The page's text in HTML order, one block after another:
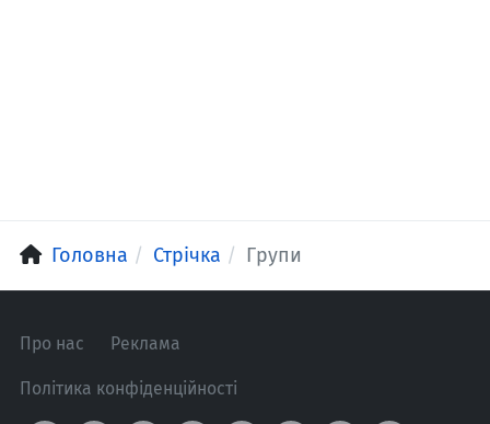
Головна Стрічка Групи
Про нас Реклама
Політика конфіденційності